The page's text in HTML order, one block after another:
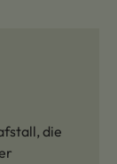
die